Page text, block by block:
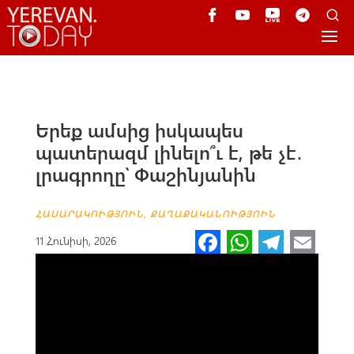
Երեք ամսից իսկապես
պատերազմ լինելո՞ւ է, թե չէ․
լրագրողը՝ Փաշինյանին
ՀԱՍԱՐԱԿՈՒԹՅՈՒՆ, ՔԱՂԱՔԱԿԱՆՈՒԹՅՈՒՆ
11 Հունիսի, 2026 Fa W Te